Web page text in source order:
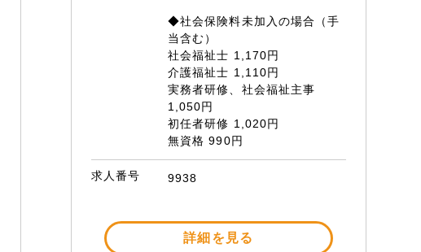
◆社会保険料未加入の場合（手
当含む）
社会福祉士 1,170円
介護福祉士 1,110円
実務者研修、社会福祉主事
1,050円
初任者研修 1,020円
無資格 990円
求人番号 9938
詳細を見る